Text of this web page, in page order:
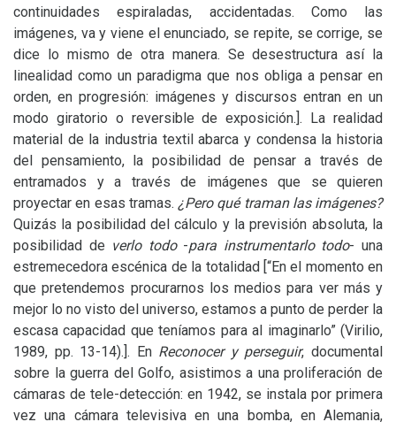
continuidades espiraladas, accidentadas. Como las
imágenes, va y viene el enunciado, se repite, se corrige, se
dice lo mismo de otra manera. Se desestructura así la
linealidad como un paradigma que nos obliga a pensar en
orden, en progresión: imágenes y discursos entran en un
modo giratorio o reversible de exposición.]. La realidad
material de la industria textil abarca y condensa la historia
del pensamiento, la posibilidad de pensar a través de
entramados y a través de imágenes que se quieren
proyectar en esas tramas. ¿Pero qué traman las imágenes?
Quizás la posibilidad del cálculo y la previsión absoluta, la
posibilidad de verlo todo -para instrumentarlo todo- una
estremecedora escénica de la totalidad [“En el momento en
que pretendemos procurarnos los medios para ver más y
mejor lo no visto del universo, estamos a punto de perder la
escasa capacidad que teníamos para al imaginarlo” (Virilio,
1989, pp. 13-14).]. En Reconocer y perseguir, documental
sobre la guerra del Golfo, asistimos a una proliferación de
cámaras de tele-detección: en 1942, se instala por primera
vez una cámara televisiva en una bomba, en Alemania,